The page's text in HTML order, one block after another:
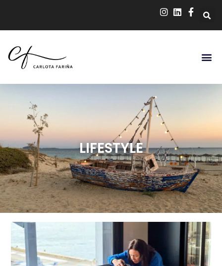
LIFESTYLE